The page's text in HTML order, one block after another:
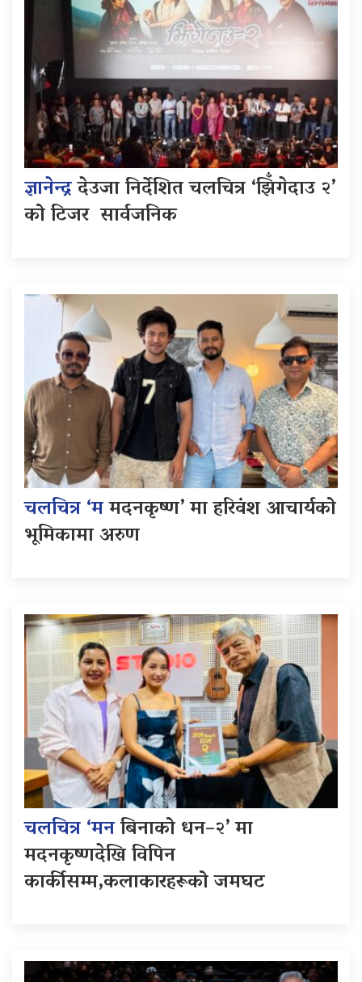
ज्ञानेन्द्रदेउजा निर्देशित चलचित्र ‘झिँगेदाउ २’
को टिजर सार्वजनिक
चलचित्र ‘ममदनकृष्ण’ मा हरिवंश आचार्यको
भूमिकामा अरुण
चलचित्र ‘मनबिनाको धन–२’ मा
मदनकृष्णदेखि विपिन
कार्कीसम्म,कलाकारहरूको जमघट